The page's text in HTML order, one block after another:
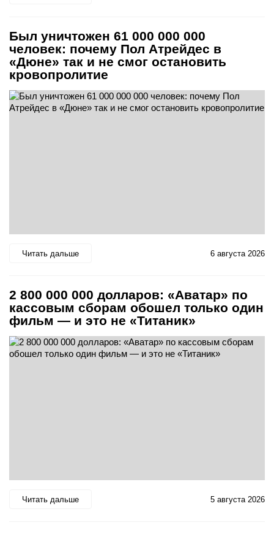
Был уничтожен 61 000 000 000
человек: почему Пол Атрейдес в
«Дюне» так и не смог остановить
кровопролитие
Читать дальше 6 августа 2026
2 800 000 000 долларов: «Аватар» по
кассовым сборам обошел только один
фильм — и это не «Титаник»
Читать дальше 5 августа 2026